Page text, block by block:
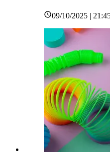
09/10/2025 |